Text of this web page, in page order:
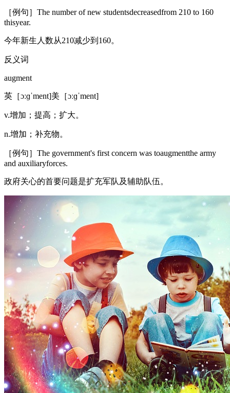
［例句］The number of new studentsdecreasedfrom 210 to 160
thisyear.
今年新生人数从210减少到160。
反义词
augment
英［ɔːɡˈment]美［ɔːɡˈment]
v.增加；提高；扩大。
n.增加；补充物。
［例句］The government's first concern was toaugmentthe army
and auxiliaryforces.
政府关心的首要问题是扩充军队及辅助队伍。